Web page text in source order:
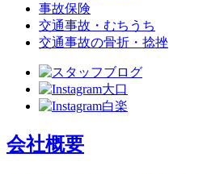
事故保険
交通事故・むちうち
交通事故の骨折・捻挫
会社概要